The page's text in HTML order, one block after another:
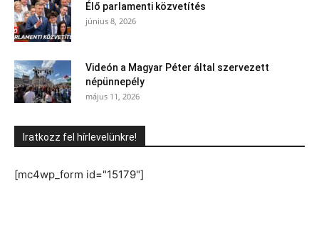
Élő parlamenti közvetítés
június 8, 2026
Videón a Magyar Péter által szervezett
népünnepély
május 11, 2026
Iratkozz fel hírlevelünkre!
[mc4wp_form id="15179"]